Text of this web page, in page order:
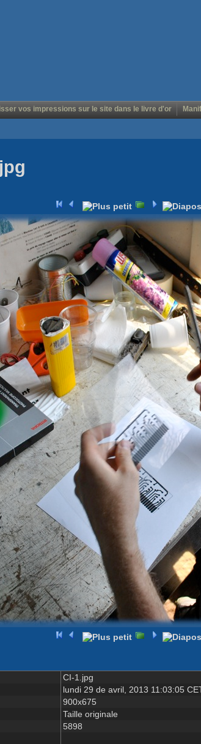
vos impressions sur le site dans le livre d'or
CI-1.jpg
lundi 29 de avril, 2013 11:03:05
900x675
Taille originale
5898